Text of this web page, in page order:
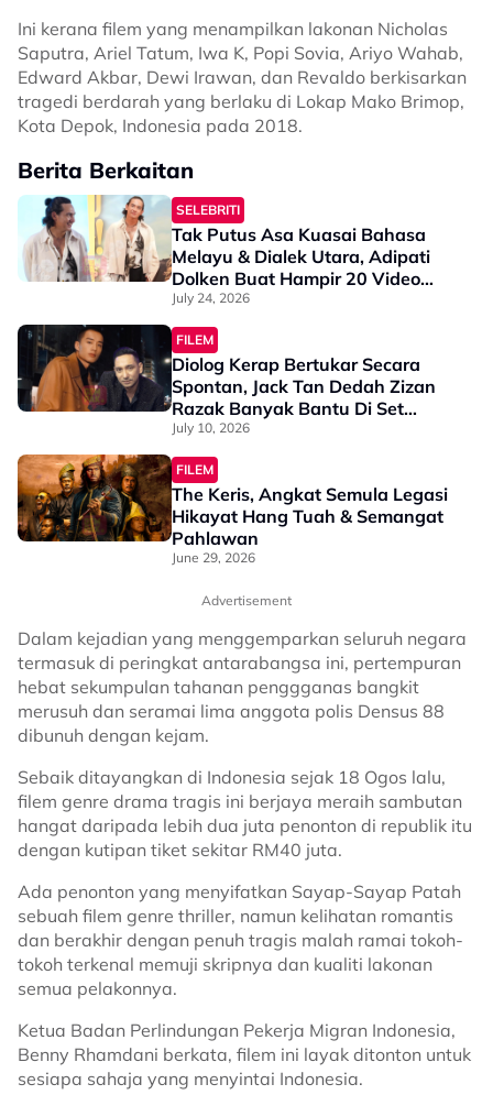
Ini kerana filem yang menampilkan lakonan Nicholas
Saputra, Ariel Tatum, Iwa K, Popi Sovia, Ariyo Wahab,
Edward Akbar, Dewi Irawan, dan Revaldo berkisarkan
tragedi berdarah yang berlaku di Lokap Mako Brimop,
Kota Depok, Indonesia pada 2018.
Berita Berkaitan
SELEBRITI
Tak Putus Asa Kuasai Bahasa
Melayu & Dialek Utara, Adipati
Dolken Buat Hampir 20 Video
Casting Demi Mojoku Hilang! -
“Saya Belum Pernah…”
July 24, 2026
FILEM
Diolog Kerap Bertukar Secara
Spontan, Jack Tan Dedah Zizan
Razak Banyak Bantu Di Set
TERBANG, “Terutama Dalam
Bahasa Melayu & Inggeris…”
July 10, 2026
FILEM
The Keris, Angkat Semula Legasi
Hikayat Hang Tuah & Semangat
Pahlawan
June 29, 2026
Advertisement
Dalam kejadian yang menggemparkan seluruh negara
termasuk di peringkat antarabangsa ini, pertempuran
hebat sekumpulan tahanan penggganas bangkit
merusuh dan seramai lima anggota polis Densus 88
dibunuh dengan kejam.
Sebaik ditayangkan di Indonesia sejak 18 Ogos lalu,
filem genre drama tragis ini berjaya meraih sambutan
hangat daripada lebih dua juta penonton di republik itu
dengan kutipan tiket sekitar RM40 juta.
Ada penonton yang menyifatkan Sayap-Sayap Patah
sebuah filem genre thriller, namun kelihatan romantis
dan berakhir dengan penuh tragis malah ramai tokoh-
tokoh terkenal memuji skripnya dan kualiti lakonan
semua pelakonnya.
Ketua Badan Perlindungan Pekerja Migran Indonesia,
Benny Rhamdani berkata, filem ini layak ditonton untuk
sesiapa sahaja yang menyintai Indonesia.